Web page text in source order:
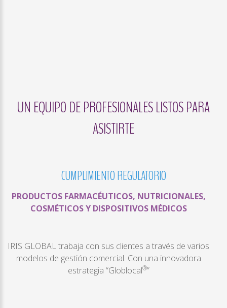
UN EQUIPO DE PROFESIONALES LISTOS PARA
ASISTIRTE
CUMPLIMIENTOREGULATORIO
PRODUCTOS FARMACÉUTICOS, NUTRICIONALES,
COSMÉTICOS Y DISPOSITIVOS MÉDICOS
IRIS GLOBAL trabaja con sus clientes a través de varios
modelos de gestión comercial. Con una innovadora
estrategia “Globlocal®”